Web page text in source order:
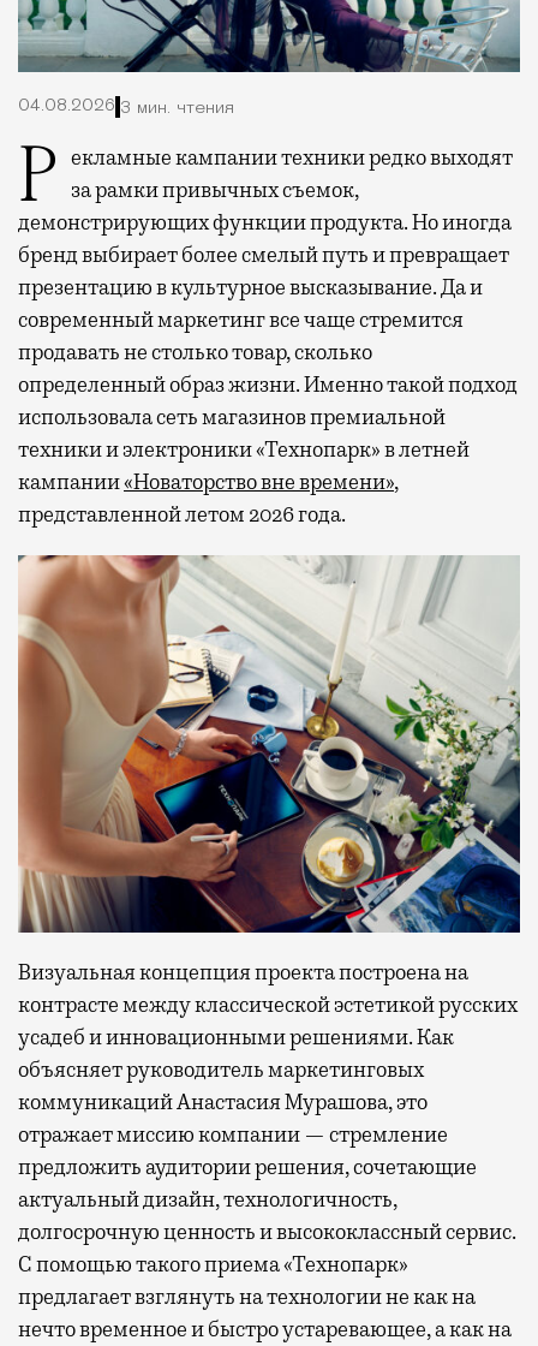
04.08.2026 3 мин. чтения
Рекламные кампании техники редко выходят
за рамки привычных съемок,
демонстрирующих функции продукта. Но иногда
бренд выбирает более смелый путь и превращает
презентацию в культурное высказывание. Да и
современный маркетинг все чаще стремится
продавать не столько товар, сколько
определенный образ жизни. Именно такой подход
использовала сеть магазинов премиальной
техники и электроники «Технопарк» в летней
кампании«Новаторство вне времени»,
представленной летом 2026 года.
Визуальная концепция проекта построена на
контрасте между классической эстетикой русских
усадеб и инновационными решениями. Как
объясняет руководитель маркетинговых
коммуникаций Анастасия Мурашова, это
отражает миссию компании — стремление
предложить аудитории решения, сочетающие
актуальный дизайн, технологичность,
долгосрочную ценность и высококлассный сервис.
С помощью такого приема «Технопарк»
предлагает взглянуть на технологии не как на
нечто временное и быстро устаревающее, а как на